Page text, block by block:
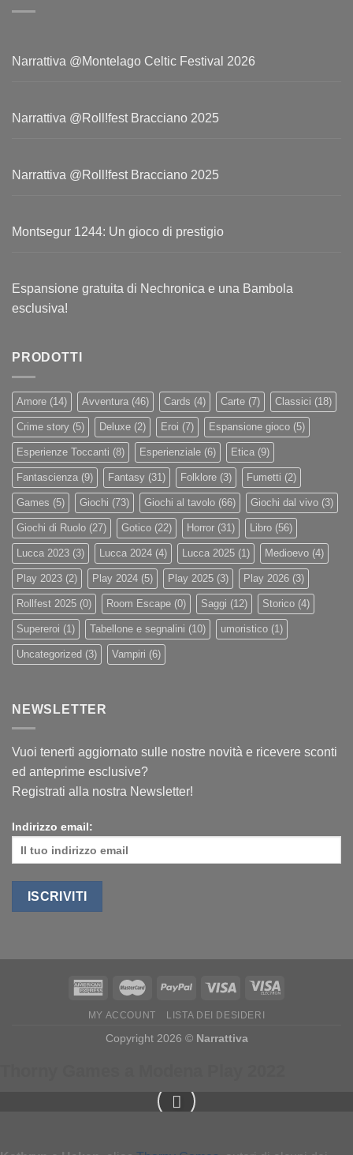
Narrattiva @Montelago Celtic Festival 2026
Narrattiva @Roll!fest Bracciano 2025
Narrattiva @Roll!fest Bracciano 2025
Montsegur 1244: Un gioco di prestigio
Espansione gratuita di Nechronica e una Bambola
esclusiva!
PRODOTTI
Amore (14) Avventura (46) Cards (4) Carte (7) Classici (18)
Crime story (5) Deluxe (2) Eroi (7) Espansione gioco (5)
Esperienze Toccanti (8) Esperienziale (6) Etica (9)
Fantascienza (9) Fantasy (31) Folklore (3) Fumetti (2)
Games (5) Giochi (73) Giochi al tavolo (66) Giochi dal vivo (3)
Giochi di Ruolo (27) Gotico (22) Horror (31) Libro (56)
Lucca 2023 (3) Lucca 2024 (4) Lucca 2025 (1) Medioevo (4)
Play 2023 (2) Play 2024 (5) Play 2025 (3) Play 2026 (3)
Rollfest 2025 (0) Room Escape (0) Saggi (12) Storico (4)
Supereroi (1) Tabellone e segnalini (10) umoristico (1)
Uncategorized (3) Vampiri (6)
NEWSLETTER
Vuoi tenerti aggiornato sulle nostre novità e ricevere sconti
ed anteprime esclusive?
Registrati alla nostra Newsletter!
Indirizzo email:
MY ACCOUNT LISTA DEI DESIDERI
Copyright 2026 © Narrattiva